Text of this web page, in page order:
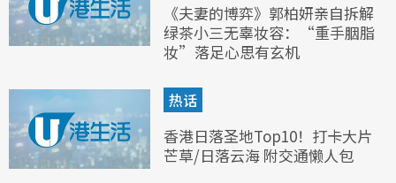
《夫妻的博弈》郭柏妍亲自拆解
绿茶小三无辜妆容：“重手胭脂
妆”落足心思有玄机
热话
香港日落圣地Top10！打卡大片
芒草/日落云海 附交通懒人包